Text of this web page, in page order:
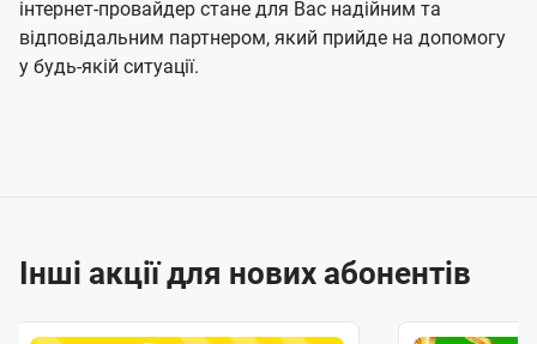
інтернет-провайдер стане для Вас надійним та
відповідальним партнером, який прийде на допомогу
у будь-якій ситуації.
Інші акції для нових абонентів